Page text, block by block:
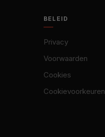
BELEID
Privacy
Voorwaarden
Cookies
Cookievoorkeuren